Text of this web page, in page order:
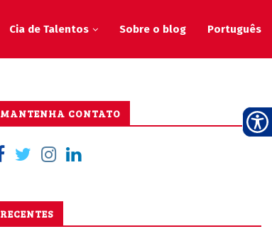
Cia de Talentos Sobre o blog Português
MANTENHA CONTATO
RECENTES